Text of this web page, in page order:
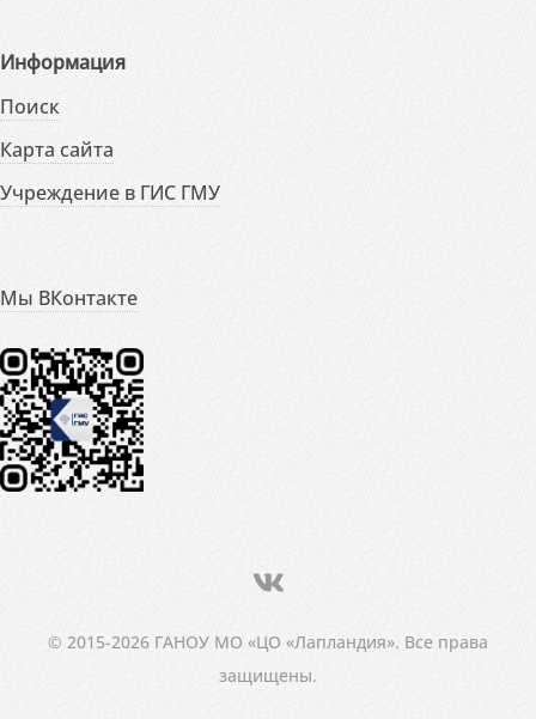
Информация
Поиск
Карта сайта
Учреждение в ГИС ГМУ
Мы ВКонтакте
© 2015-2026 ГАНОУ МО «ЦО «Лапландия». Все права
защищены.